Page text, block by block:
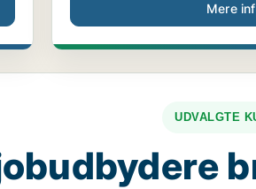
Mere
UDVALGTE